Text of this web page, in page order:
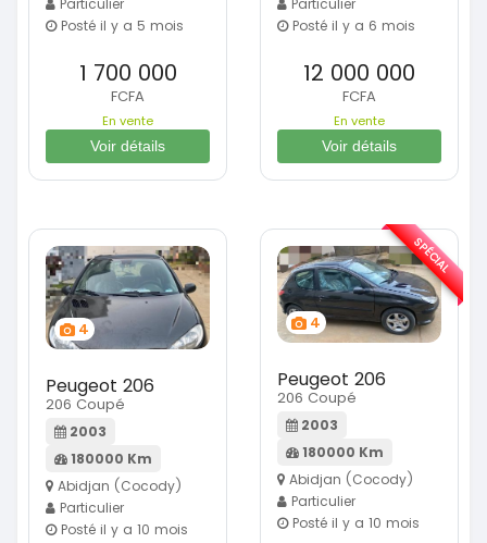
Particulier
Posté il y a 5 mois
1 700 000
FCFA
En vente
Voir détails
Particulier
Posté il y a 6 mois
12 000 000
FCFA
En vente
Voir détails
4
Peugeot 206
206 Coupé
2003
180000 Km
Abidjan (Cocody)
Particulier
Posté il y a 10 mois
4
Peugeot 206
206 Coupé
2003
180000 Km
Abidjan (Cocody)
Particulier
Posté il y a 10 mois
SPÉCIAL